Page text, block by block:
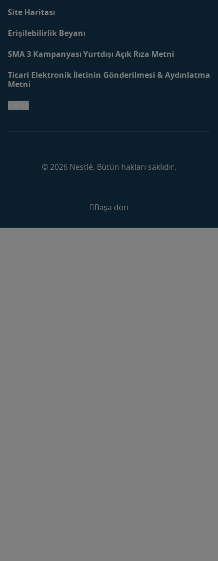
Site Haritası
Erişilebilirlik Beyanı
SMA 3 Kampanyası Yurtdışı Açık Rıza Metni
Ticari Elektronik İletinin Gönderilmesi & Aydınlatma
Metni
© 2026 Nestlé. Bütün hakları saklıdır.
Başa dön